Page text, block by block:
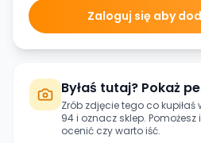
Zaloguj się aby
Byłaś tutaj? Pokaż
Zrób zdjęcie tego co kupiłaś
94i oznacz sklep.
ocenić czy warto iść.